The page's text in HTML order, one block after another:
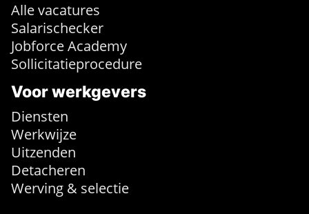
Alle vacatures
Salarischecker
Jobforce Academy
Sollicitatieprocedure
Voor werkgevers
Diensten
Werkwijze
Uitzenden
Detacheren
Werving & selectie